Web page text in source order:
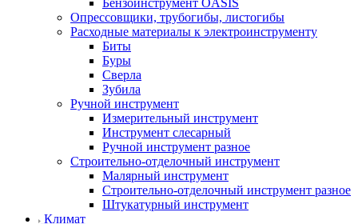
Бензоинструмент OASIS
Опрессовщики, трубогибы, листогибы
Расходные материалы к электроинструменту
Биты
Буры
Сверла
Зубила
Ручной инструмент
Измерительный инструмент
Инструмент слесарный
Ручной инструмент разное
Строительно-отделочный инструмент
Малярный инструмент
Строительно-отделочный инструмент разное
Штукатурный инструмент
Климат